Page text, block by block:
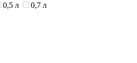
0,5 л
0,7 л